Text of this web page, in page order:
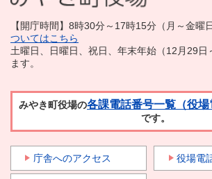
【開庁時間】8時30分～17時15分（月～金曜
ついてはこちら
土曜日、日曜日、祝日、年末年始（12月29日
ます。
みやき町役場の各課電話番号一覧（役場
です。
庁舎へのアクセス 役場電